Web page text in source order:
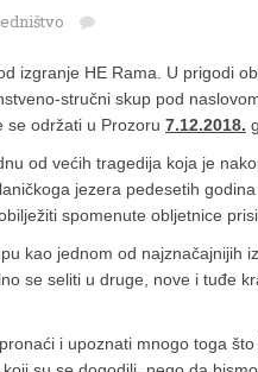
izgranje HE Rama. U prigodi
stručni skup pod
se održati u Prozoru 7.12.2018.
od većih tragedija koja je
jezera pedesetih
spomenute obljetnice
kao jednom od najznačajnijih
se seliti u druge, nove i tuđe
i upoznati mnogo toga